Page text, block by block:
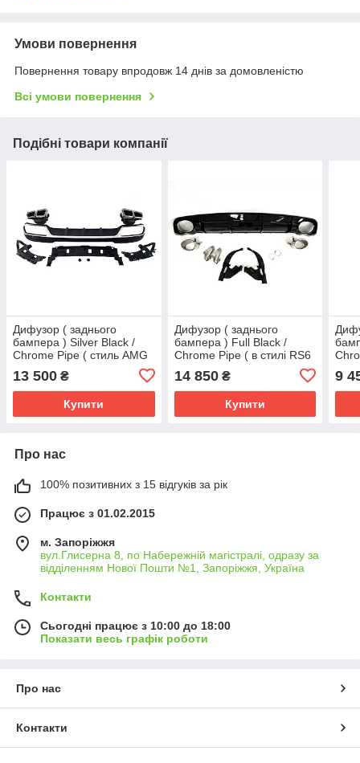
Умови повернення
Повернення товару впродовж 14 днів за домовленістю
Всі умови повернення
Подібні товари компанії
Дифузор ( заднього
бампера ) Silver Black /
Chrome Pipe ( стиль AMG
E63 ) на Mercedes-Benz E-
Class W212 2013-2016
року
13 500 ₴
Купити
Дифузор ( заднього
бампера ) Full Black /
Chrome Pipe ( в стилі RS6
) на Audi A6 C7 2014-2018
року
14 850₴
Купити
9
Про нас
100% позитивних з 15 відгуків за рік
Працює з 01.02.2015
м. Запоріжжя
вул.Глисерна 8, по Набережній магістралі, одразу за
відділенням Нової Пошти №1, Запоріжжя, Україна
Контакти
Сьогодні працює з 10:00 до 18:00
Показати весь графік роботи
Про нас
Контакти